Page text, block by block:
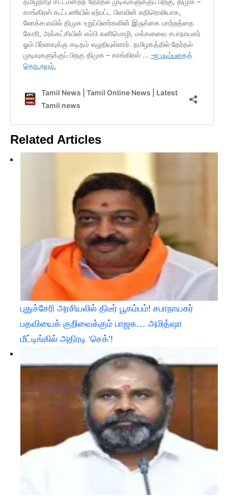
Related Articles
புதுச்சேரி அரசியலில் திடீர் பூகம்பம்! சபாநாயகர்
பதவியைக் குறிவைக்கும் பாஜக… அமித்ஷா
மீட்டிங்கில் அதிரடி ‘செக்’!